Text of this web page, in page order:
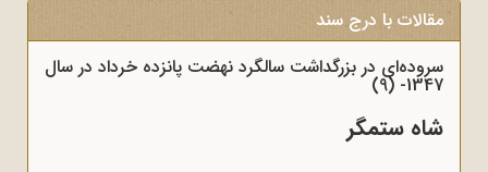
مقالات با درج سند
سروده‌ای در بزرگداشت سالگرد نهضت پانزده خرداد در سال
1347- (9)
شاه ستمگر